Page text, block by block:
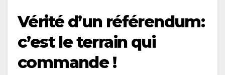
Vérité d’un référendum:
c’est le terrain qui
commande !